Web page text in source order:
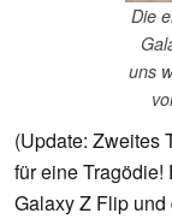
Die
uns
(Update: Zweites
für eine
Galaxy Z Flip